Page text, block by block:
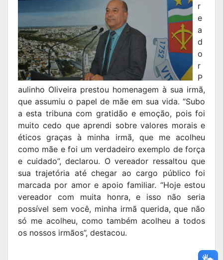
r
e
a
d
o
r
P
aulinho Oliveira prestou homenagem à sua irmã,
que assumiu o papel de mãe em sua vida. “Subo
a esta tribuna com gratidão e emoção, pois foi
muito cedo que aprendi sobre valores morais e
éticos graças à minha irmã, que me acolheu
como mãe e foi um verdadeiro exemplo de força
e cuidado”, declarou. O vereador ressaltou que
sua trajetória até chegar ao cargo público foi
marcada por amor e apoio familiar. “Hoje estou
vereador com muita honra, e isso não seria
possível sem você, minha irmã querida, que não
só me acolheu, como também acolheu a todos
os nossos irmãos”, destacou.